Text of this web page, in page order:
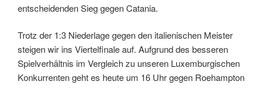
entscheidenden Sieg gegen Catania.
Trotz der 1:3 Niederlage gegen den italienischen Meister
steigen wir ins Viertelfinale auf. Aufgrund des besseren
Spielverhältnis im Vergleich zu unseren Luxemburgischen
Konkurrenten geht es heute um 16 Uhr gegen Roehampton